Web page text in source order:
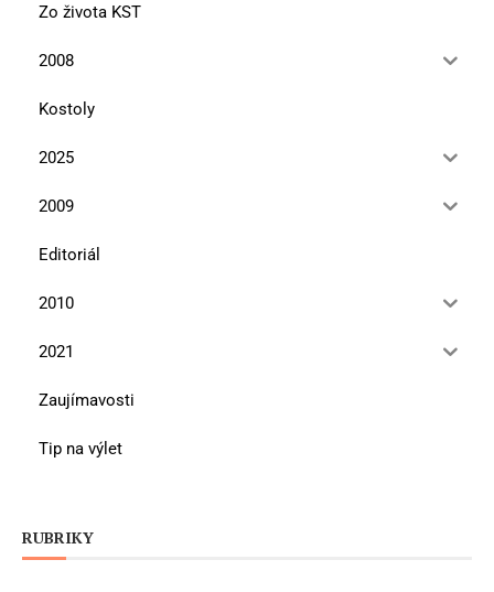
Zo života KST
2008
Kostoly
2025
2009
Editoriál
2010
2021
Zaujímavosti
Tip na výlet
RUBRIKY